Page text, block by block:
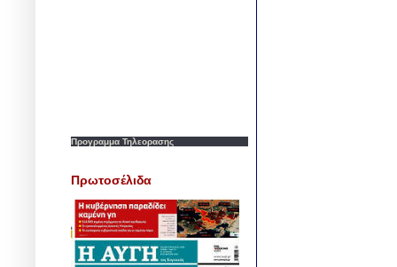
Προγραμμα Τηλεορασης
Πρωτοσέλιδα